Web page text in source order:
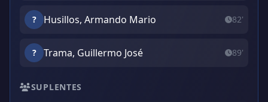
? Husillos, Armando Mario 82'
? Trama, Guillermo José 89'
SUPLENTES